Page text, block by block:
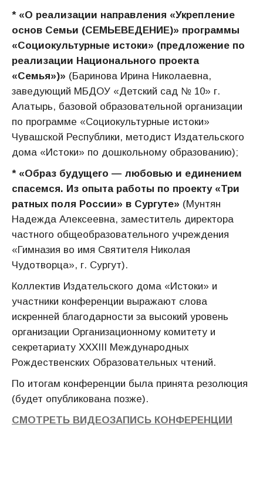
* «О реализации направления «Укрепление
основ Семьи (СЕМЬЕВЕДЕНИЕ)» программы
«Социокультурные истоки» (предложение по
реализации Национального проекта
«Семья»)» (Баринова Ирина Николаевна,
заведующий МБДОУ «Детский сад № 10» г.
Алатырь, базовой образовательной организации
по программе «Социокультурные истоки»
Чувашской Республики, методист Издательского
дома «Истоки» по дошкольному образованию);
* «Образ будущего — любовью и единением
спасемся. Из опыта работы по проекту «Три
ратных поля России» в Сургуте» (Мунтян
Надежда Алексеевна, заместитель директора
частного общеобразовательного учреждения
«Гимназия во имя Святителя Николая
Чудотворца», г. Сургут).
Коллектив Издательского дома «Истоки» и
участники конференции выражают слова
искренней благодарности за высокий уровень
организации Организационному комитету и
секретариату XXXIII Международных
Рождественских Образовательных чтений.
По итогам конференции была принята резолюция
(будет опубликована позже).
СМОТРЕТЬ ВИДЕОЗАПИСЬ КОНФЕРЕНЦИИ